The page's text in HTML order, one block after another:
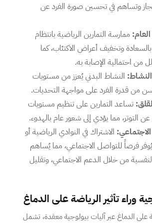
وتساهم في تحسين صورة الفرد عن
ممارسة التمارين الرياضية بانتظام
وتخفيف أعراض الاكتئاب، كما
من احتمالية الإصابة به.
النشاط البدني يُعزز من مستويات
من قدرة الفرد على مواجهة التحديات.
تساعد التمارين على تنظيم مستويات
التوتر، مما يؤدي إلى شعور عام بالهدوء.
الاشتراك في النوادي الرياضية أو
فرصاً للتواصل الاجتماعي، مما يُساهم
من خلال الدعم الاجتماعي، وتقليل
وراء تأثير الرياضة على الدماغ
على الدماغ عبر آليات بيولوجية معقدة، تشمل